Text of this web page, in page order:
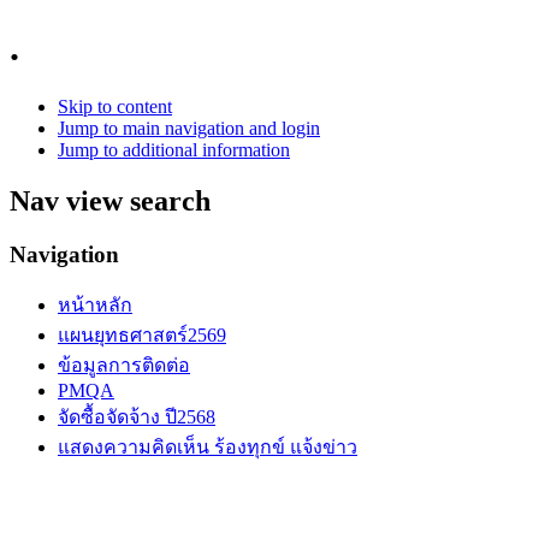
.
Skip to content
Jump to main navigation and login
Jump to additional information
Nav view search
Navigation
หน้าหลัก
แผนยุทธศาสตร์2569
ข้อมูลการติดต่อ
PMQA
จัดซื้อจัดจ้าง ปี2568
แสดงความคิดเห็น ร้องทุกข์ แจ้งข่าว